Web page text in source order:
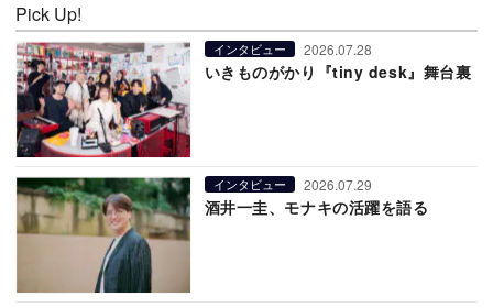
Pick Up!
インタビュー 2026.07.28
いきものがかり『tiny desk』舞台裏
インタビュー 2026.07.29
酒井一圭、モナキの活躍を語る